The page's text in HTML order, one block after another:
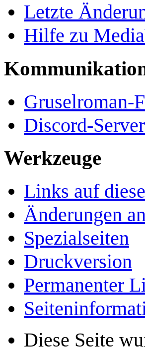
Letzte
Hilfe zu
Gruselroman-
Discord-Server
Werkzeuge
Links auf
Änderungen
Spezialseiten
Druckversion
Permanenter
Diese Seite